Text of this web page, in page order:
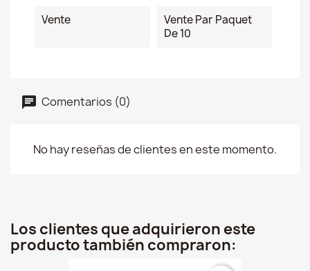
Vente
Vente Par Paquet
De 10
Comentarios (0)
No hay reseñas de clientes en este momento.
Los clientes que adquirieron este
producto también compraron: